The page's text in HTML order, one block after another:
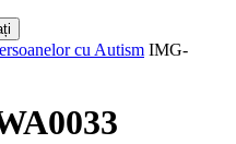
cu Autism IMG-